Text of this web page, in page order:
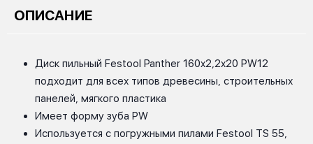
ОПИСАНИЕ
Диск пильный Festool Panther 160x2,2x20 PW12
подходит для всех типов древесины, строительных
панелей, мягкого пластика
Имеет форму зуба PW
Используется с погружными пилами Festool TS 55,